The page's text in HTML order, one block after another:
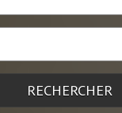
RECHERCHER